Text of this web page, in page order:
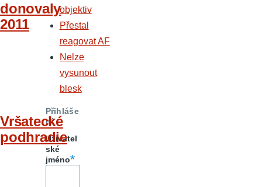
donovaly
2011
Vršatecké
podhradie
objektiv
Přestal
reagovat AF
Nelze
vysunout
blesk
Přihláše
ní
Uživatel
ské
jméno